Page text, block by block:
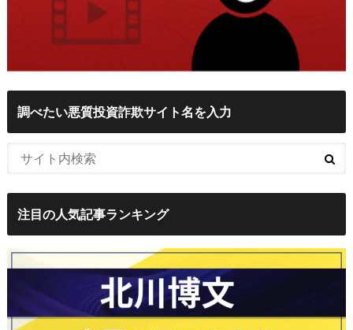
調べたい悪質投資詐欺サイト名を入力
注目の人気記事ランキング